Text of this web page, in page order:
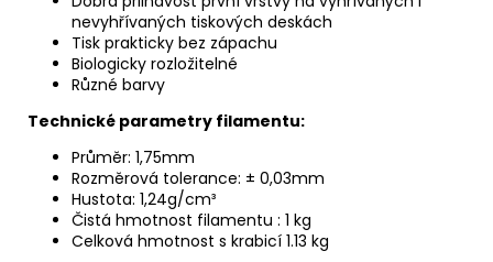
nevyhřívaných tiskových deskách
Tisk prakticky bez zápachu
Biologicky rozložitelné
Různé barvy
Technické parametry filamentu:
Průměr: 1,75mm
Rozměrová tolerance: ± 0,03mm
Hustota: 1,24g/cm³
Čistá hmotnost filamentu : 1 kg
Celková hmotnost s krabicí 1.13 kg